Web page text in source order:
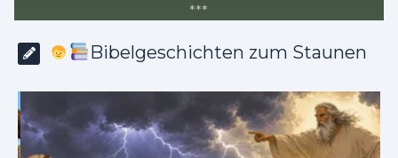
***
Bibelgeschichten zum Staunen